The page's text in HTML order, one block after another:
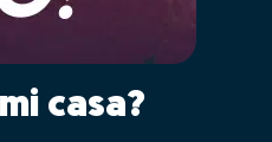
casa?